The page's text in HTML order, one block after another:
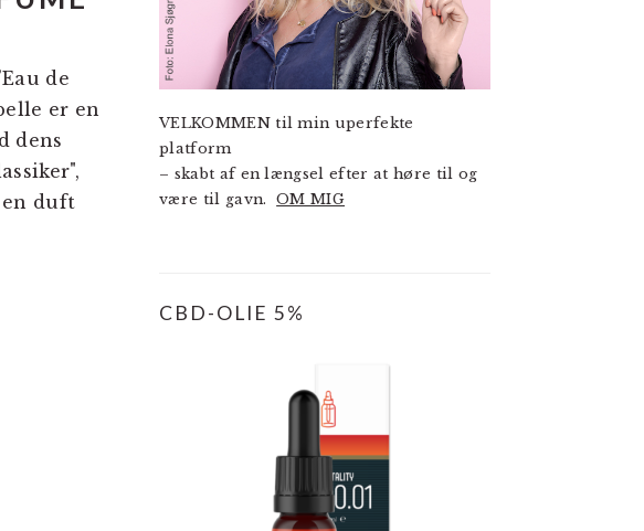
de
er en
dens
duft
VELKOMMEN til min uperfekte
platform
– skabt af en længsel efter at høre til og
være til gavn.OM MIG
CBD-OLIE 5%